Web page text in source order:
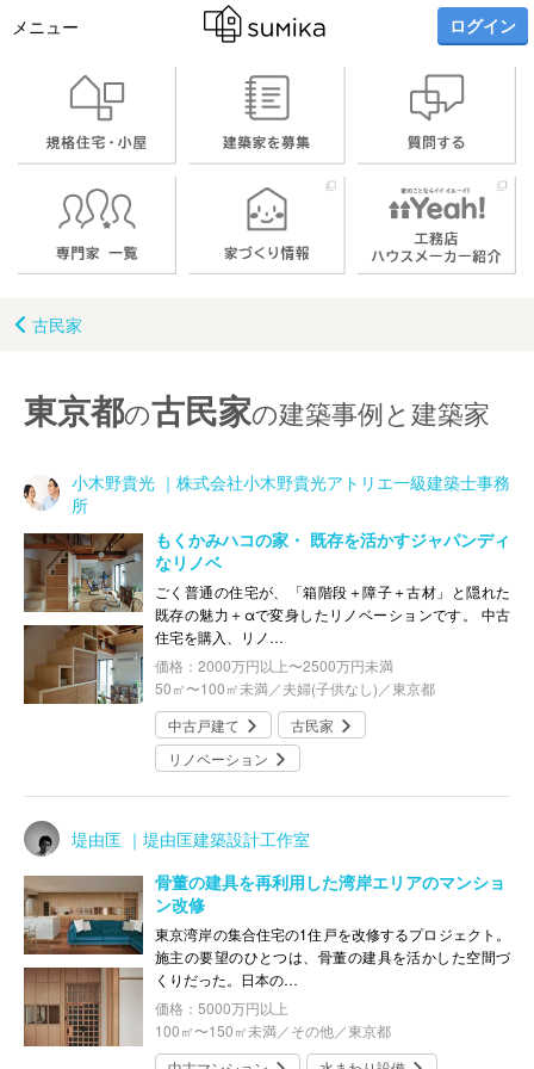
メニュー ログイン
古民家
東京都の古民家の建築事例と建築家
小木野貴光 ｜株式会社小木野貴光アトリエ一級建築士事務
所
もくかみハコの家・ 既存を活かすジャパンディ
なリノベ
ごく普通の住宅が、「箱階段＋障子＋古材」と隠れた
既存の魅力＋αで変身したリノベーションです。 中古
住宅を購入、リノ…
価格：2000万円以上〜2500万円未満
50㎡〜100㎡未満／夫婦(子供なし)／東京都
中古戸建て
古民家
リノベーション
堤由匡 ｜堤由匡建築設計工作室
骨董の建具を再利用した湾岸エリアのマンショ
ン改修
東京湾岸の集合住宅の1住戸を改修するプロジェクト。
施主の要望のひとつは、骨董の建具を活かした空間づ
くりだった。日本の…
価格：5000万円以上
100㎡〜150㎡未満／その他／東京都